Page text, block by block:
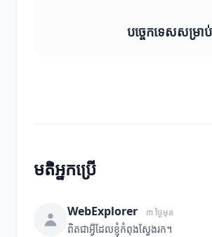
បច្ចេកទេសសម្រាប់
មតិអ្នកប្រើ
WebExplorer ៣ ថ្ងៃមុន
ពិតជាអ្វីដែលខ្ញុំកំពុងស្វែងរក។